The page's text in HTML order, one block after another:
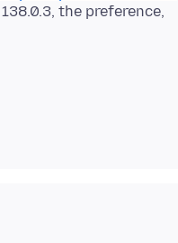
the preference,